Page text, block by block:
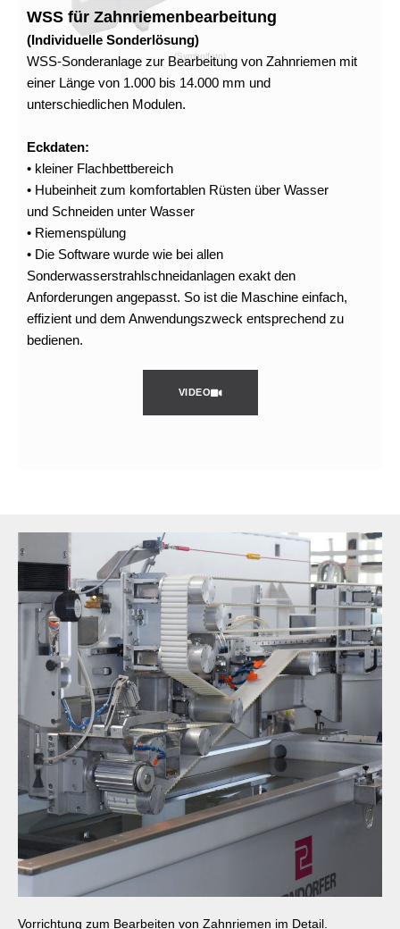
(Symbolfoto)
WSS für Zahnriemenbearbeitung
(Individuelle Sonderlösung)
WSS-Sonderanlage zur Bearbeitung von Zahnriemen mit
einer Länge von 1.000 bis 14.000 mm und
unterschiedlichen Modulen.
Eckdaten:
• kleiner Flachbettbereich
• Hubeinheit zum komfortablen Rüsten über Wasser
und Schneiden unter Wasser
• Riemenspülung
• Die Software wurde wie bei allen
Sonderwasserstrahlschneidanlagen exakt den
Anforderungen angepasst. So ist die Maschine einfach,
effizient und dem Anwendungszweck entsprechend zu
bedienen.
VIDEO
Vorrichtung zum Bearbeiten von Zahnriemen im Detail.